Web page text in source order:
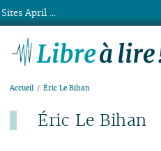
Accueil Éric Le Bihan
Éric Le Bihan
Sites April ...